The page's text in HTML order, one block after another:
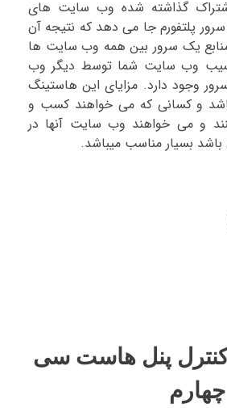
گذاشته شده وب سایت های
پلتفورم جا می دهد که نتیجه آن
یک سرور بین همه وب سایت ها
وب سایت شما توسط دیگر وب
وجود دارد. مزایای این هاستینگ
و کسانی که می خواهند کسب و
و می خواهند وب سایت آنها در
باشد بسیار مناسب میباشد.
کنترل پنل هاست سی